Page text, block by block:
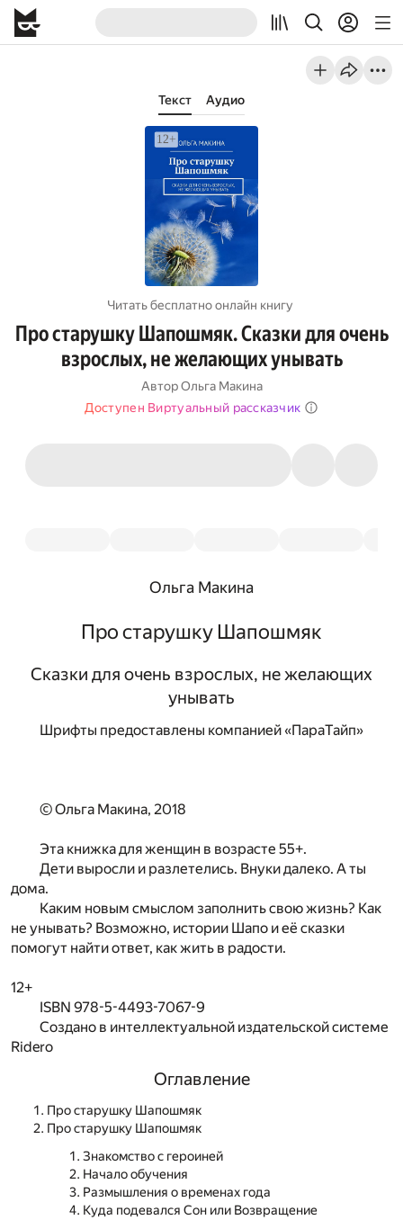
Текст Аудио
Читать бесплатно онлайн книгу
Про старушку Шапошмяк. Сказки для очень
взрослых, не желающих унывать
Автор Ольга Макина
Доступен Виртуальный рассказчик
Ольга Макина
Про старушку Шапошмяк
Сказки для очень взрослых, не желающих
унывать
Шрифты предоставлены компанией «ПараТайп»
© Ольга Макина, 2018
Эта книжка для женщин в возрасте 55+.
Дети выросли и разлетелись. Внуки далеко. А ты
дома.
Каким новым смыслом заполнить свою жизнь? Как
не унывать? Возможно, истории Шапо и её сказки
помогут найти ответ, как жить в радости.
12+
ISBN 978-5-4493-7067-9
Создано в интеллектуальной издательской системе
Ridero
Оглавление
Про старушку Шапошмяк
Про старушку Шапошмяк
Знакомство с героиней
Начало обучения
Размышления о временах года
Куда подевался Сон или Возвращение